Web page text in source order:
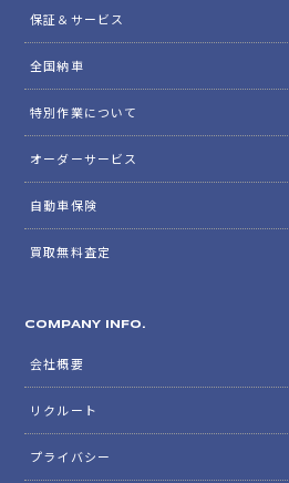
保証＆サービス
全国納車
特別作業について
オーダーサービス
自動車保険
買取無料査定
COMPANY INFO.
会社概要
リクルート
プライバシー